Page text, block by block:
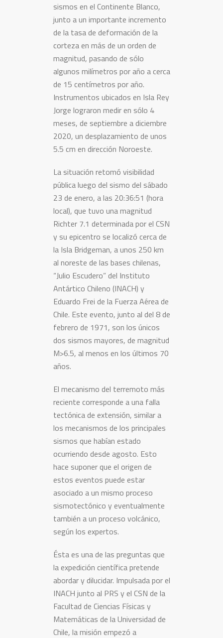
sismos en el Continente Blanco,
junto a un importante incremento
de la tasa de deformación de la
corteza en más de un orden de
magnitud, pasando de sólo
algunos milímetros por año a cerca
de 15 centímetros por año.
Instrumentos ubicados en Isla Rey
Jorge lograron medir en sólo 4
meses, de septiembre a diciembre
2020, un desplazamiento de unos
5.5 cm en dirección Noroeste.
La situación retomó visibilidad
pública luego del sismo del sábado
23 de enero, a las 20:36:51 (hora
local), que tuvo una magnitud
Richter 7.1 determinada por el CSN
y su epicentro se localizó cerca de
la Isla Bridgeman, a unos 250 km
al noreste de las bases chilenas,
“Julio Escudero” del Instituto
Antártico Chileno (INACH) y
Eduardo Frei de la Fuerza Aérea de
Chile. Este evento, junto al del 8 de
febrero de 1971, son los únicos
dos sismos mayores, de magnitud
M>6.5, al menos en los últimos 70
años.
El mecanismo del terremoto más
reciente corresponde a una falla
tectónica de extensión, similar a
los mecanismos de los principales
sismos que habían estado
ocurriendo desde agosto. Esto
hace suponer que el origen de
estos eventos puede estar
asociado a un mismo proceso
sismotectónico y eventualmente
también a un proceso volcánico,
según los expertos.
Ésta es una de las preguntas que
la expedición científica pretende
abordar y dilucidar. Impulsada por el
INACH junto al PRS y el CSN de la
Facultad de Ciencias Físicas y
Matemáticas de la Universidad de
Chile, la misión empezó a